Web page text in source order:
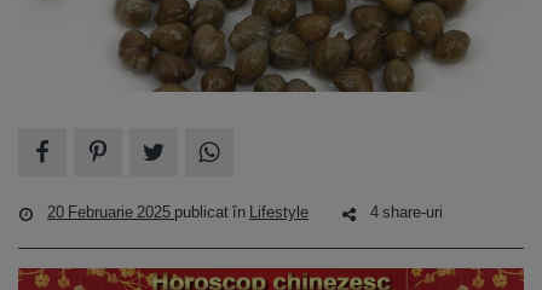
20 Februarie 2025 publicat în Lifestyle 4 share-uri